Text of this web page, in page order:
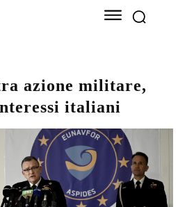
azione militare,
italiani